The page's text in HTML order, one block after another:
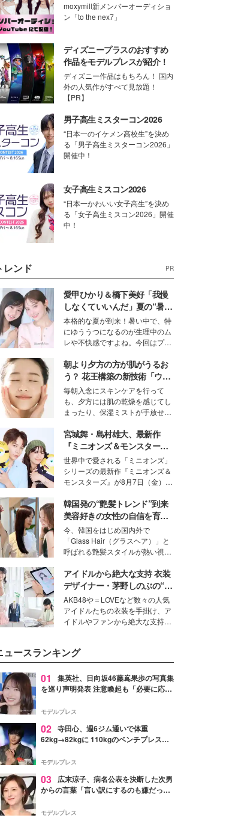
moxymill新メンバーオーディショ
ン「to the nex7」
ディズニープラスのおすすめ
作品をモデルプレスが紹介！
ディズニー作品はもちろん！ 国内
外の人気作がすべて見放題！
【PR】
男子高生ミスターコン2026
“日本一のイケメン高校生”を決め
る「男子高生ミスターコン2026」
開催中！
女子高生ミスコン2026
“日本一かわいい女子高生”を決め
る「女子高生ミスコン2026」開催
中！
レンド PR
愛甲ひかり＆橋下美好「我慢
しなくていいんだ」夏の“暑さ
対策”の新しい選択肢とは？
本格的な夏が到来！暑い中で、特
にゆううつになるのが生理中のム
レや不快感ですよね。今回はプラ
モデル・愛甲ひかりさんと橋下美
好さんを迎えて本音で女子会トー
ク。猛暑のお出かけを快適に過ご
すヒントや、2人が感動した夏の
生理の新常識にも迫りました。
朝より夕方の方が肌がうるお
う？ 花王構築の新技術「ウォ
ーターキャプチャリングスキ
ン（捕水肌）」がスキンケア
の常識を変える予感
毎朝入念にスキンケアを行って
も、夕方には肌の乾燥を感じてし
まったり、保湿ミストが手放せな
な美容の常識を大きく変える可能
性を秘めた、革新的な「Water
Capturing Skin（ウォーターキャ
プチャリングスキン：捕水肌）」
技術を、花王が構築した。
宮城舞・島村雄大、最新作
『ミニオンズ＆モンスター
ズ』の魅力熱弁 ハチャメチャ
だけじゃない“友情と絆”に感
動
世界中で愛される「ミニオンズ」
シリーズの最新作『ミニオンズ＆
モンスターズ』が8月7日（金）に
ニオン好き”という共通点を持つモ
デルの宮城舞と島村雄大の特別対
談をお届け！それぞれの視点か
ら、今作ならではの魅力や予想外
の感動をもたらす奥深いストーリ
ーについて熱く語り合ってもらっ
た。
韓国発の“艶髪トレンド”到来
美容好きの女性の自信を育む
「ヘアケア事情」って？
今、韓国をはじめ国内外で
「Glass Hair（グラスヘア）」と
呼ばれる艶髪スタイルが熱い視線
ションの完成度を高めるベースと
して、“髪そのものの美しさ”に改
めて注目する人が増えている様
子。今回は、そんな憧れの艶やか
な髪を日常で叶える、美容好きの
女性たちのヘアケア事情を紹介し
アイドルから絶大な支持 衣装
デザイナー・茅野しのぶの“可
愛い”を作る美学＜「シチズン
クロスシー」インタビュー＞
AKB48や＝LOVEなど数々の人気
アイドルたちの衣装を手掛け、ア
イドルやファンから絶大な支持を
ター・茅野しのぶ。一人ひとりの
個性に寄り添い、魅力を引き出す
衣装作りは、多くの女性たちに勇
気と自信を与え続けている。
ュースランキング
01
集英社、日向坂46藤嶌果歩の写真集
を巡り声明発表 注意喚起も「必要に応じ
モデルプレス
02 寺田心、週6ジム通いで体重
62kg→82kgに 110kgのベンチプレス持
「かっこいい」と反響
モデルプレス
03
広末涼子、病名公表を決断した次男
からの言葉「言い訳にするのも嫌だっ
モデルプレス